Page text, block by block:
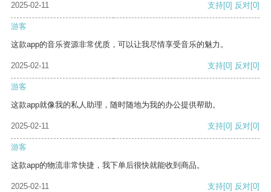
2025-02-11
支持[0] 反对[0]
游客
这款app的音乐资源非常优质，可以让我尽情享受音乐的魅力。
2025-02-11 支持[0] 反对[0]
游客
这款app就像我的私人助理，随时随地为我的办公提供帮助。
2025-02-11 支持[0] 反对[0]
游客
这款app的物流非常快捷，我下单后很快就能收到商品。
2025-02-11 支持[0] 反对[0]